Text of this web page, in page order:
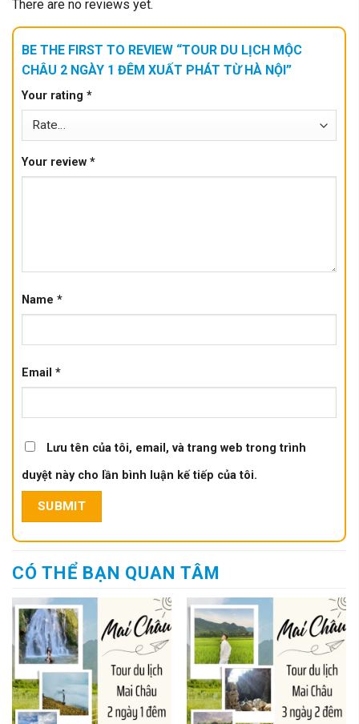
There are no reviews yet.
BE THE FIRST TO REVIEW “TOUR DU LỊCH MỘC
CHÂU 2 NGÀY 1 ĐÊM XUẤT PHÁT TỪ HÀ NỘI”
Your rating *
Your review *
Name *
Email *
Lưu tên của tôi, email, và trang web trong trình
duyệt này cho lần bình luận kế tiếp của tôi.
CÓ THỂ BẠN QUAN TÂM